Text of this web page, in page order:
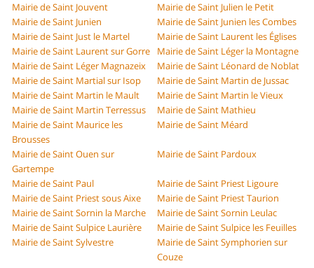
Mairie de Saint Jouvent
Mairie de Saint Julien le Petit
Mairie de Saint Junien
Mairie de Saint Junien les Combes
Mairie de Saint Just le Martel
Mairie de Saint Laurent les Églises
Mairie de Saint Laurent sur Gorre
Mairie de Saint Léger la Montagne
Mairie de Saint Léger Magnazeix
Mairie de Saint Léonard de Noblat
Mairie de Saint Martial sur Isop
Mairie de Saint Martin de Jussac
Mairie de Saint Martin le Mault
Mairie de Saint Martin le Vieux
Mairie de Saint Martin Terressus
Mairie de Saint Mathieu
Mairie de Saint Maurice les
Brousses
Mairie de Saint Méard
Mairie de Saint Ouen sur
Gartempe
Mairie de Saint Pardoux
Mairie de Saint Paul
Mairie de Saint Priest Ligoure
Mairie de Saint Priest sous Aixe
Mairie de Saint Priest Taurion
Mairie de Saint Sornin la Marche
Mairie de Saint Sornin Leulac
Mairie de Saint Sulpice Laurière
Mairie de Saint Sulpice les Feuilles
Mairie de Saint Sylvestre
Mairie de Saint Symphorien sur
Couze